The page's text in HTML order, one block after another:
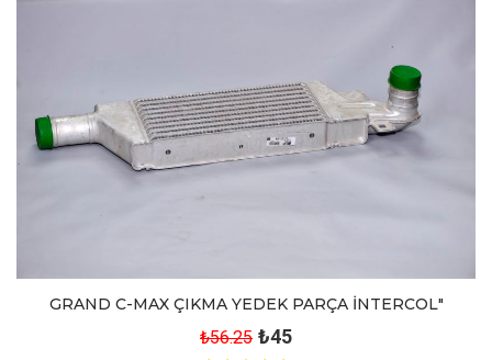
GRAND C-MAX ÇIKMA YEDEK PARÇA İNTERCOL"
₺56.25 ₺45